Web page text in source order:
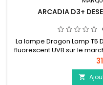
ARCADIA D3+
La lampe Dragon Lamp T5
fluorescent UVB sur le
Elle est construite pour
synthèse de la
gourmande
